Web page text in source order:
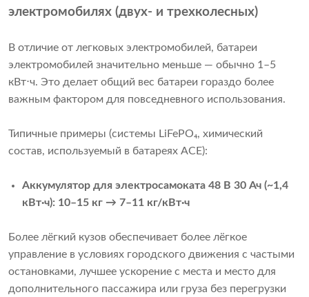
электромобилях (двух- и трехколесных)
В отличие от легковых электромобилей, батареи
электромобилей значительно меньше — обычно 1–5
кВт⋅ч. Это делает общий вес батареи гораздо более
важным фактором для повседневного использования.
Типичные примеры (системы LiFePO₄, химический
состав, используемый в батареях ACE):
Аккумулятор для электросамоката 48 В 30 Ач (~1,4
кВт·ч): 10–15 кг → 7–11 кг/кВт·ч
Более лёгкий кузов обеспечивает более лёгкое
управление в условиях городского движения с частыми
остановками, лучшее ускорение с места и место для
дополнительного пассажира или груза без перегрузки